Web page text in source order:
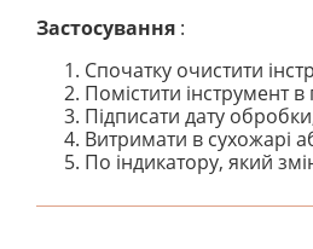
Застосування :
Спочатку очистити
Помістити інструмент в
Підписати дату
Витримати в сухожарі
По індикатору, який
На даний час немає